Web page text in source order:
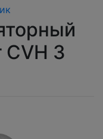
3